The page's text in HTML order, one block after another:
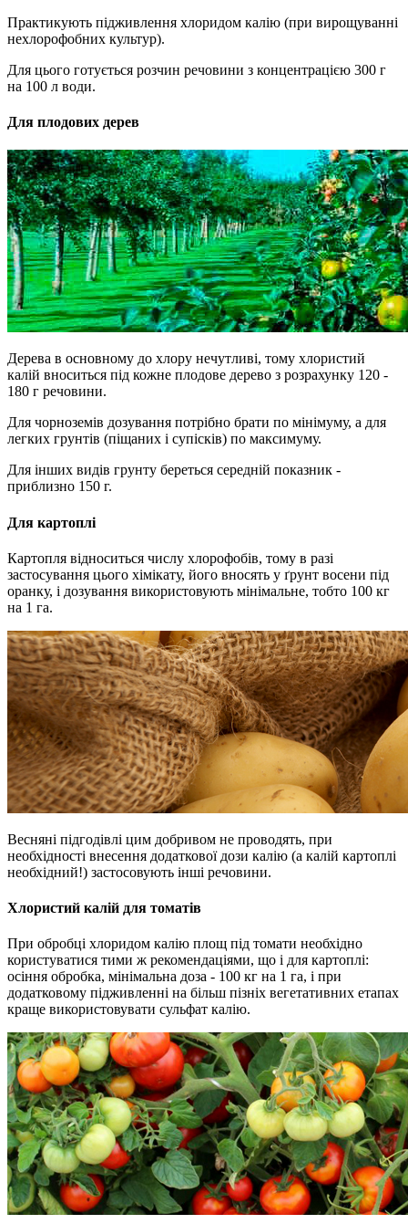
Практикують підживлення хлоридом калію (при вирощуванні
нехлорофобних культур).
Для цього готується розчин речовини з концентрацією 300 г
на 100 л води.
Для плодових дерев
Дерева в основному до хлору нечутливі, тому хлористий
калій вноситься під кожне плодове дерево з розрахунку 120 -
180 г речовини.
Для чорноземів дозування потрібно брати по мінімуму, а для
легких грунтів (піщаних і супісків) по максимуму.
Для інших видів грунту береться середній показник -
приблизно 150 г.
Для картоплі
Картопля відноситься числу хлорофобів, тому в разі
застосування цього хімікату, його вносять у ґрунт восени під
оранку, і дозування використовують мінімальне, тобто 100 кг
на 1 га.
Весняні підгодівлі цим добривом не проводять, при
необхідності внесення додаткової дози калію (а калій картоплі
необхідний!) застосовують інші речовини.
Хлористий калій для томатів
При обробці хлоридом калію площ під томати необхідно
користуватися тими ж рекомендаціями, що і для картоплі:
осіння обробка, мінімальна доза - 100 кг на 1 га, і при
додатковому підживленні на більш пізніх вегетативних етапах
краще використовувати сульфат калію.